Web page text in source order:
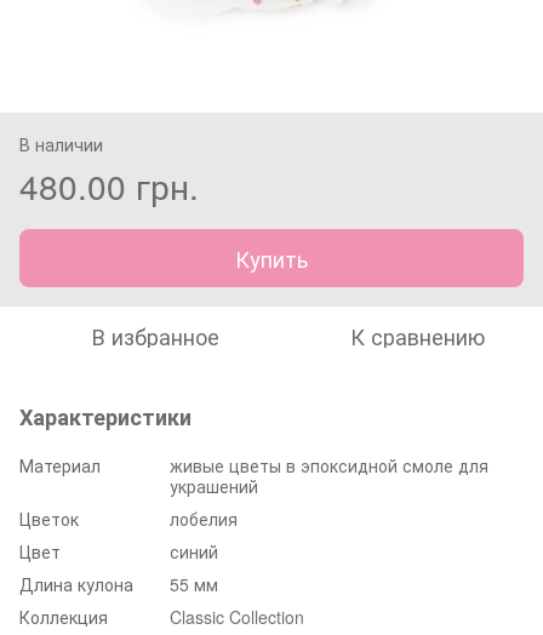
В наличии
480.00 грн.
Купить
В избранное К сравнению
Характеристики
Материал
живые цветы в эпоксидной смоле для
украшений
Цветок
лобелия
Цвет
синий
Длина кулона
55 мм
Коллекция
Classic Collection